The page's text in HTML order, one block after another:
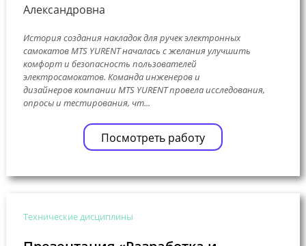
Александровна
История создания накладок для ручек электронных
самокатов MTS YURENT началась с желания улучшить
комфорт и безопасность пользователей
электросамокатов. Команда инженеров и
дизайнеров компании MTS YURENT провела исследования,
опросы и тестирования, чт...
Посмотреть работу
Технические дисциплины